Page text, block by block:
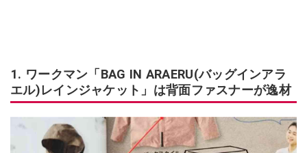
1. ワークマン「BAG IN ARAERU(バッグインアラ
エル)レインジャケット」は背面ファスナーが逸材